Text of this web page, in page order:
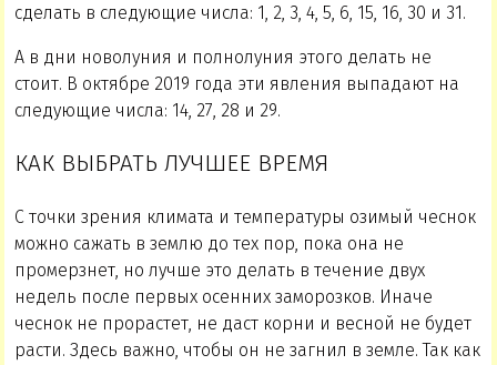
сделать в следующие числа: 1, 2, 3, 4, 5, 6, 15, 16, 30 и 31.
А в дни новолуния и полнолуния этого делать не
стоит. В октябре 2019 года эти явления выпадают на
следующие числа: 14, 27, 28 и 29.
КАК ВЫБРАТЬ ЛУЧШЕЕ ВРЕМЯ
С точки зрения климата и температуры озимый чеснок
можно сажать в землю до тех пор, пока она не
промерзнет, но лучше это делать в течение двух
недель после первых осенних заморозков. Иначе
чеснок не прорастет, не даст корни и весной не будет
расти. Здесь важно, чтобы он не загнил в земле. Так как